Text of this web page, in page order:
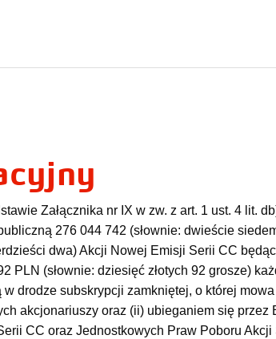
Załącznika nr IX w zw. z art. 1 ust. 4 lit.
276 044 742 (słownie: dwieście
dwa) Akcji Nowej Emisji Serii CC
PLN (słownie: dziesięć złotych 92 grosze)
drodze subskrypcji zamkniętej, o której
akcjonariuszy oraz (ii) ubieganiem się przez
CC oraz Jednostkowych Praw Poboru Akcji